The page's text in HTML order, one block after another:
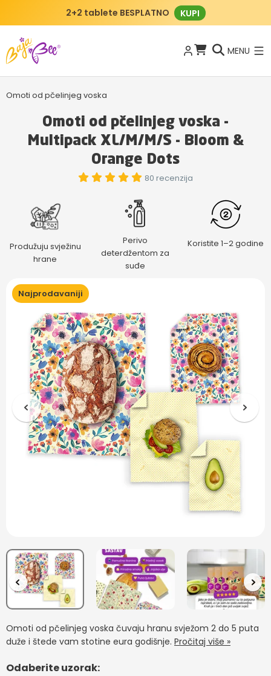
2+2 tablete BESPLATNO KUPI
MENU
Omoti od pčelinjeg voska
Omoti od pčelinjeg voska -
Multipack XL/M/M/S - Bloom &
Orange Dots
80 recenzija
Produžuju svježinu
hrane
Perivo
deterdžentom za
suđe
Koristite 1–2 godine
Najprodavaniji
Omoti od pčelinjeg voska čuvaju hranu svježom 2 do 5 puta
duže i štede vam stotine eura godišnje. Pročitaj više »
Odaberite uzorak: